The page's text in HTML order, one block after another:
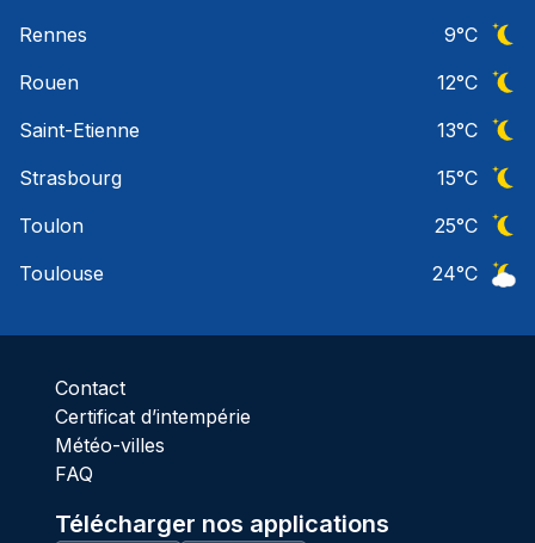
Rennes
9°C
Rouen
12°C
Saint-Etienne
13°C
Strasbourg
15°C
Toulon
25°C
Toulouse
24°C
Contact
Certificat d’intempérie
Météo-villes
FAQ
Télécharger nos applications